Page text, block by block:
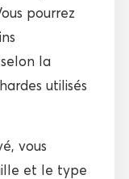
pourrez
la
utilisés
vous
et le type